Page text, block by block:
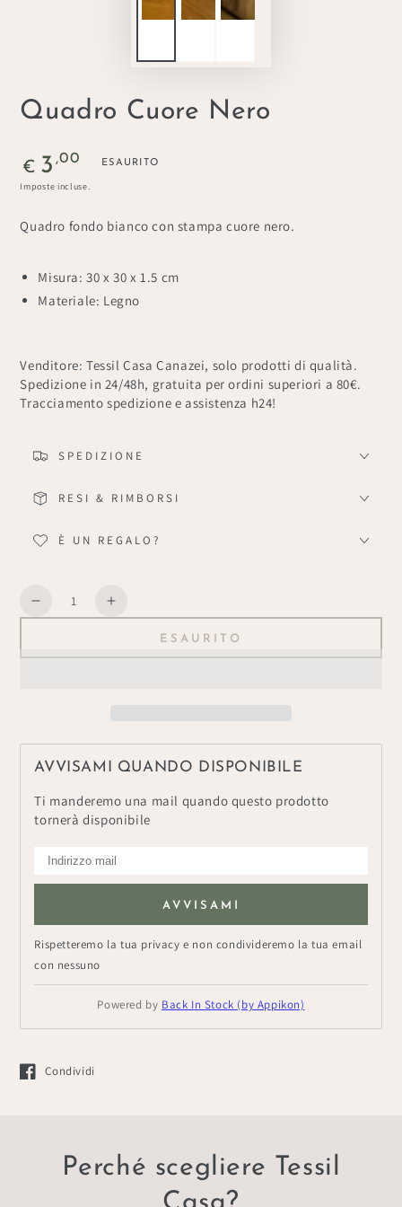
Quadro Cuore Nero
Prezzo
regolare
€ 3 ,00 ESAURITO
Imposte incluse.
Quadro fondo bianco con stampa cuore nero.
Misura: 30 x 30 x 1.5 cm
Materiale: Legno
Venditore: Tessil Casa Canazei, solo prodotti di qualità.
Spedizione in 24/48h, gratuita per ordini superiori a 80€.
Tracciamento spedizione e assistenza h24!
SPEDIZIONE
RESI & RIMBORSI
È UN REGALO?
Quantità
DiminuisceAumenta
quantitàESAURITO
AVVISAMI QUANDO DISPONIBILE
Ti manderemo una mail quando questo prodotto
tornerà disponibile
AVVISAMI
Rispetteremo la tua privacy e non condivideremo la tua email
con nessuno
Powered by Back In Stock (by Appikon)
Condividi
Si apre in una nuova finestra.
Perché scegliere Tessil